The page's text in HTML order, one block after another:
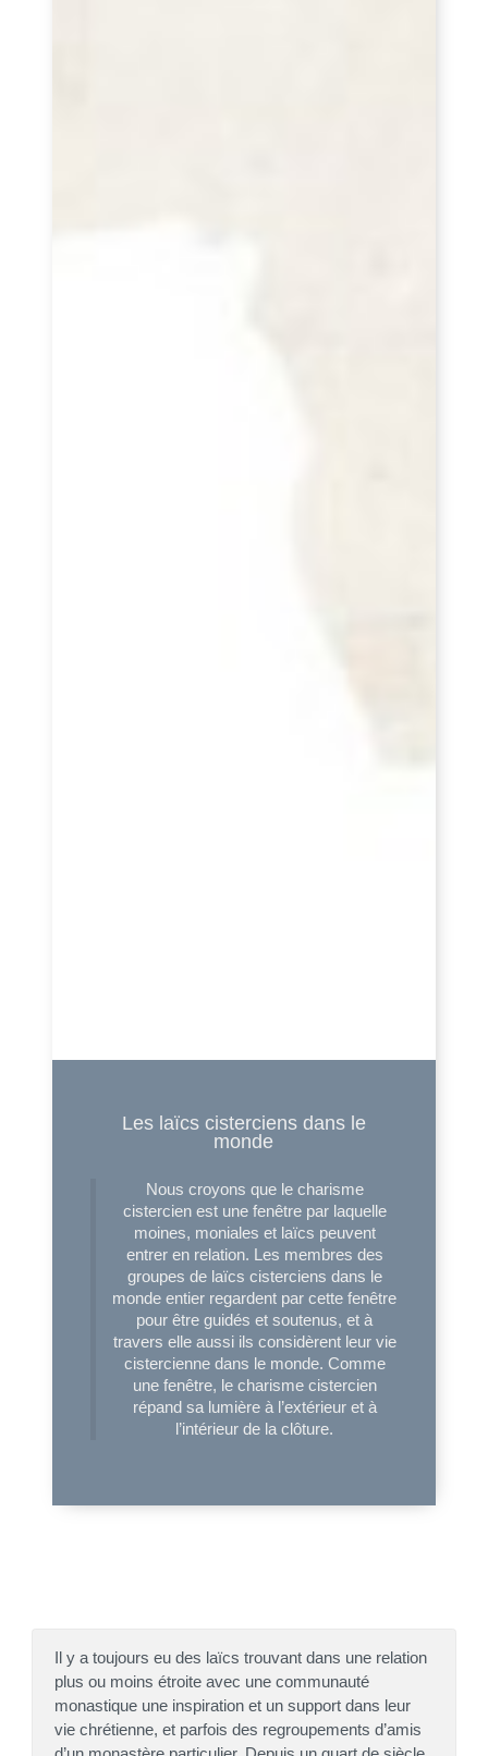
Les laïcs cisterciens dans le
monde
Nous croyons que le charisme
cistercien est une fenêtre par laquelle
moines, moniales et laïcs peuvent
entrer en relation. Les membres des
groupes de laïcs cisterciens dans le
monde entier regardent par cette fenêtre
pour être guidés et soutenus, et à
travers elle aussi ils considèrent leur vie
cistercienne dans le monde. Comme
une fenêtre, le charisme cistercien
répand sa lumière à l’extérieur et à
l’intérieur de la clôture.
Il y a toujours eu des laïcs trouvant dans une relation
plus ou moins étroite avec une communauté
monastique une inspiration et un support dans leur
vie chrétienne, et parfois des regroupements d’amis